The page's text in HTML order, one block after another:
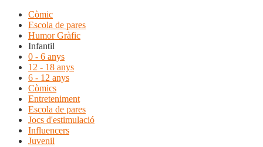
Còmic
Escola de pares
Humor Gràfic
Infantil
0 - 6 anys
12 - 18 anys
6 - 12 anys
Còmics
Entreteniment
Escola de pares
Jocs d'estimulació
Influencers
Juvenil